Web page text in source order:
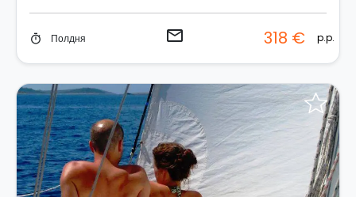
timer Полдня email 318 € p.p.